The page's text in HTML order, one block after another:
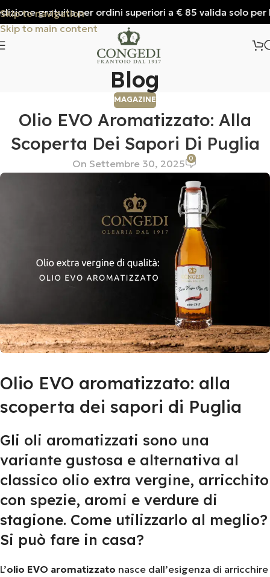
Skip to navigation
Skip to main content
gratuita per ordini superiori a € 85 valida solo per
Blog
MAGAZINE
Olio EVO Aromatizzato: Alla
Scoperta Dei Sapori Di Puglia
On Settembre 30, 2025 0
Olio EVO aromatizzato: alla
scoperta dei sapori di Puglia
Gli oli aromatizzati sono una
variante gustosa e alternativa al
classico olio extra vergine, arricchito
con spezie, aromi e verdure di
stagione. Come utilizzarlo al meglio?
Si può fare in casa?
L’olio EVO aromatizzato nasce dall’esigenza di arricchire